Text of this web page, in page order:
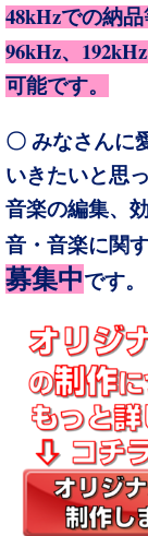
48kHzでの納品
96kHz、 192kHz
可能です。
〇 みなさんに
いきたいと思
音楽の編集、
音・音楽に関
募集中です。